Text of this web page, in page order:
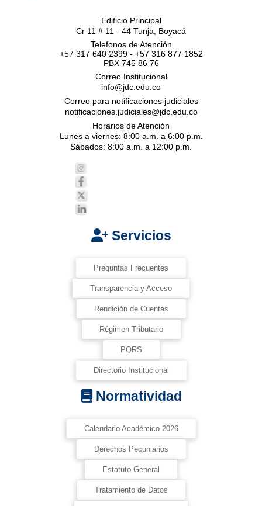
Edificio Principal
Cr 11 # 11 - 44 Tunja, Boyacá
Telefonos de Atención
+57 317 640 2399 - +57 316 877 1852
PBX 745 86 76
Correo Institucional
info@jdc.edu.co
Correo para notificaciones judiciales
notificaciones.judiciales@jdc.edu.co
Horarios de Atención
Lunes a viernes: 8:00 a.m. a 6:00 p.m.
Sábados: 8:00 a.m. a 12:00 p.m.
Servicios
Preguntas Frecuentes
Transparencia y Acceso
Rendición de Cuentas
Régimen Tributario
PQRS
Directorio Institucional
Normatividad
Calendario Académico 2026
Derechos Pecuniarios
Estatuto General
Tratamiento de Datos